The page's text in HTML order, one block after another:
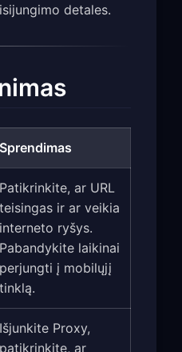
detales.
Sprendimas
Patikrinkite, ar URL
teisingas ir ar veikia
interneto ryšys.
Pabandykite laikinai
perjungti į mobilųjį
tinklą.
Išjunkite Proxy,
patikrinkite, ar